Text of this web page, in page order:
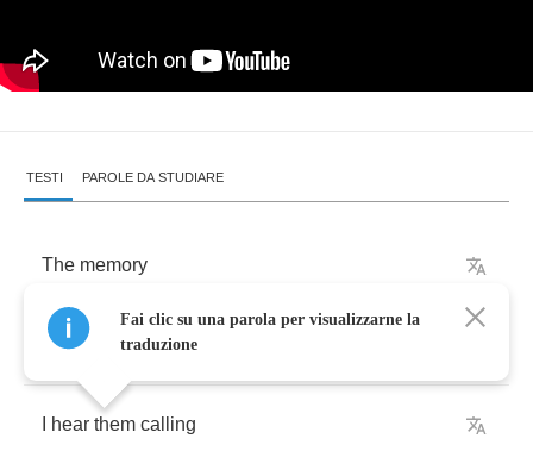
TESTI PAROLE DA STUDIARE
The memory
Haunting me
hear them calling
Fai clic su una parola per visualizzarne la
traduzione